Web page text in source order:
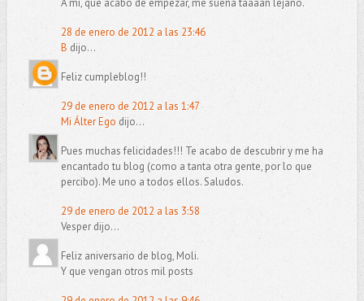
A mí, que acabo de empezar, me suena taaaan lejano.
28 de enero de 2012 a las 23:46
B dijo...
Feliz cumpleblog!!
29 de enero de 2012 a las 1:47
Mi Álter Ego dijo...
Pues muchas felicidades!!! Te acabo de descubrir y me ha
encantado tu blog (como a tanta otra gente, por lo que
percibo). Me uno a todos ellos. Saludos.
29 de enero de 2012 a las 3:58
Vesper dijo...
Feliz aniversario de blog, Moli.
Y que vengan otros mil posts